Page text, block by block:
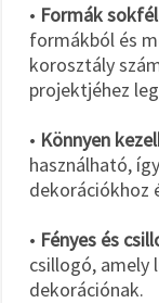
• Formák
formákból és
korosztály
projektjéhez
• Könnyen
használható,
dekorációkhoz
• Fényes és
csillogó, amely
dekorációnak.